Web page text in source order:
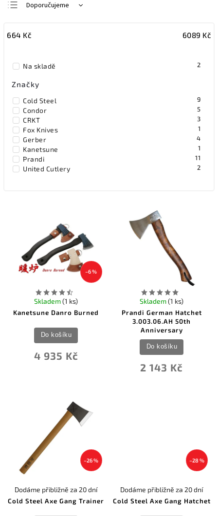
Doporučujeme
Nejdražší
Abecedně
664 Kč 6089 Kč
Na skladě 2
Značky
Cold Steel 9
Condor 5
CRKT 3
Fox Knives 1
Gerber 4
Kanetsune 1
Prandi 11
United Cutlery 2
–6 %
Kanetsune Danro Burned
Skladem(1 ks)
4 935 Kč
Do košíku
Prandi German Hatchet
3.003.06.AH 50th
Anniversary
Skladem(1 ks)
2 143 Kč
Do košíku
–26 %
Cold Steel Axe Gang Trainer
Dodáme přibližně za 20 dní
–28 %
Cold Steel Axe Gang Hatchet
Dodáme přibližně za 20 dní